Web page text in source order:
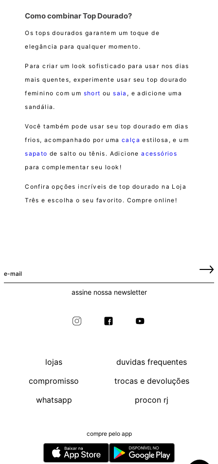
Como combinar Top Dourado?
Os tops dourados garantem um toque de
elegância para qualquer momento.
Para criar um look sofisticado para usar nos dias
mais quentes, experimente usar seu top dourado
feminino com um short ousaia , e adicione uma
sandália.
Você também pode usar seu top dourado em dias
frios, acompanhado por umacalça estilosa, e um
sapato de salto ou tênis. Adicioneacessórios
para complementar seu look!
Confira opções incríveis de top dourado na Loja
Três e escolha o seu favorito. Compre online!
assine nossa newsletter
lojas
compromisso
whatsapp
duvidas frequentes
trocas e devoluções
procon rj
compre pelo app